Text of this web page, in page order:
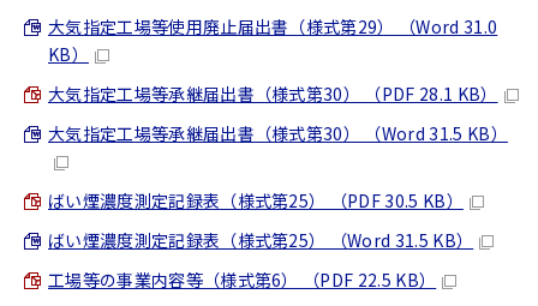
大気指定工場等使用廃止届出書（様式第29） （Word 31.0
KB）
大気指定工場等承継届出書（様式第30） （PDF 28.1 KB）
大気指定工場等承継届出書（様式第30） （Word 31.5 KB）
ばい煙濃度測定記録表（様式第25） （PDF 30.5 KB）
ばい煙濃度測定記録表（様式第25） （Word 31.5 KB）
工場等の事業内容等（様式第6） （PDF 22.5 KB）